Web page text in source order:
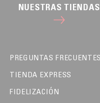
NUESTRAS TIENDAS
PREGUNTAS FRECUENTES
TIENDA EXPRESS
FIDELIZACIÓN